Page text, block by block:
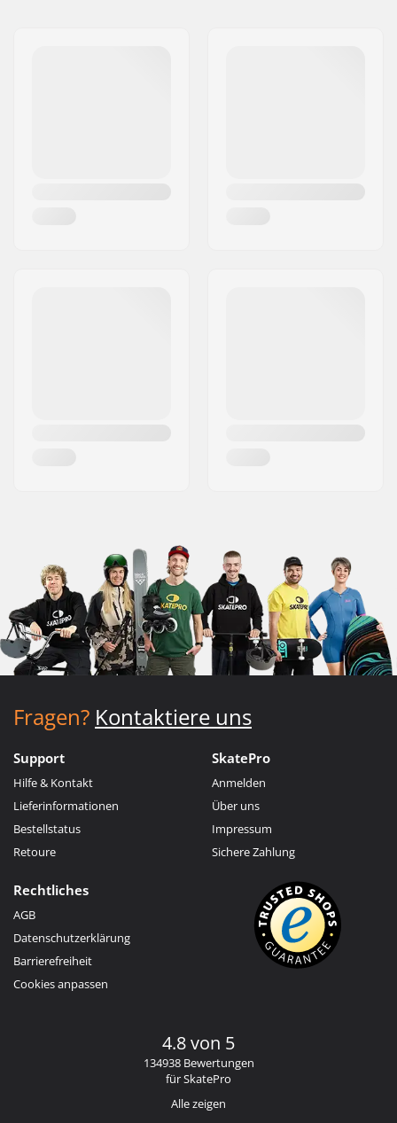
Fragen? Kontaktiere uns
Support
Hilfe & Kontakt
Lieferinformationen
Bestellstatus
Retoure
SkatePro
Anmelden
Über uns
Impressum
Sichere Zahlung
Rechtliches
AGB
Datenschutzerklärung
Barrierefreiheit
Cookies anpassen
4.8 von 5
134938 Bewertungen
für SkatePro
Alle zeigen